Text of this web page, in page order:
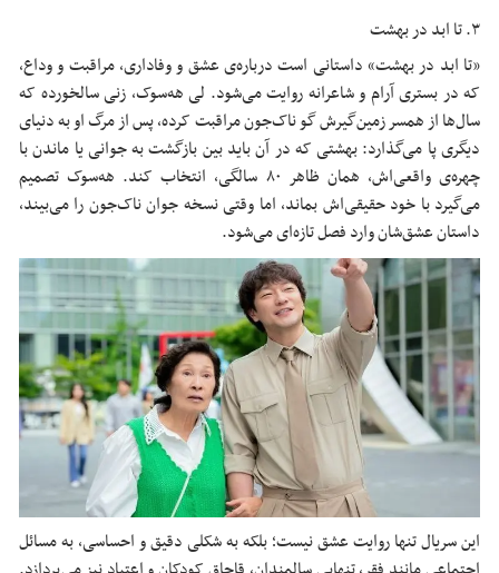
۳. تا ابد در بهشت
«تا ابد در بهشت» داستانی است درباره‌ی عشق و وفاداری، مراقبت و وداع،
که در بستری آرام و شاعرانه روایت می‌شود. لی هه‌سوک، زنی سالخورده که
سال‌ها از همسر زمین‌گیرش گو ناک‌جون مراقبت کرده، پس از مرگ او به دنیای
دیگری پا می‌گذارد: بهشتی که در آن باید بین بازگشت به جوانی یا ماندن با
چهره‌ی واقعی‌اش، همان ظاهر ۸۰ سالگی، انتخاب کند. هه‌سوک تصمیم
می‌گیرد با خود حقیقی‌اش بماند، اما وقتی نسخه جوان ناک‌جون را می‌بیند،
داستان عشق‌شان وارد فصل تازه‌ای می‌شود.
این سریال تنها روایت عشق نیست؛ بلکه به شکلی دقیق و احساسی، به مسائل